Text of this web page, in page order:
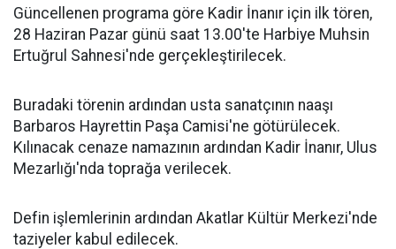
Güncellenen programa göre Kadir İnanır için ilk tören,
28 Haziran Pazar günü saat 13.00'te Harbiye Muhsin
Ertuğrul Sahnesi'nde gerçekleştirilecek.
Buradaki törenin ardından usta sanatçının naaşı
Barbaros Hayrettin Paşa Camisi'ne götürülecek.
Kılınacak cenaze namazının ardından Kadir İnanır, Ulus
Mezarlığı'nda toprağa verilecek.
Defin işlemlerinin ardından Akatlar Kültür Merkezi'nde
taziyeler kabul edilecek.